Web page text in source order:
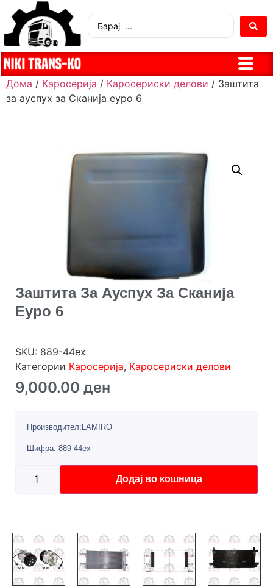
Дома / Каросерија / Каросериски делови / Заштита
за ауспух за Сканија еуро 6
Заштита За Ауспух За Сканија
Еуро 6
SKU: 889-44ex
Категории Каросерија, Каросериски делови
9,000.00 ден
Производител:LAMIRO
Шифра: 889-44ex
Додај во кошница